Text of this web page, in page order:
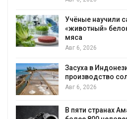
научили салат производить
белок для растительного
6, 2026
в Индонезии увеличила
соли почти в 20 раз
6, 2026
странах Амазонии задержали